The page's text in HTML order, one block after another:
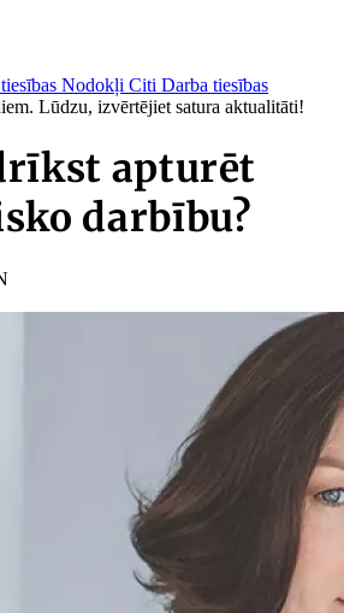
Nodokļi Citi Darba tiesības
Lūdzu, izvērtējiet satura aktualitāti!
apturēt
darbību?